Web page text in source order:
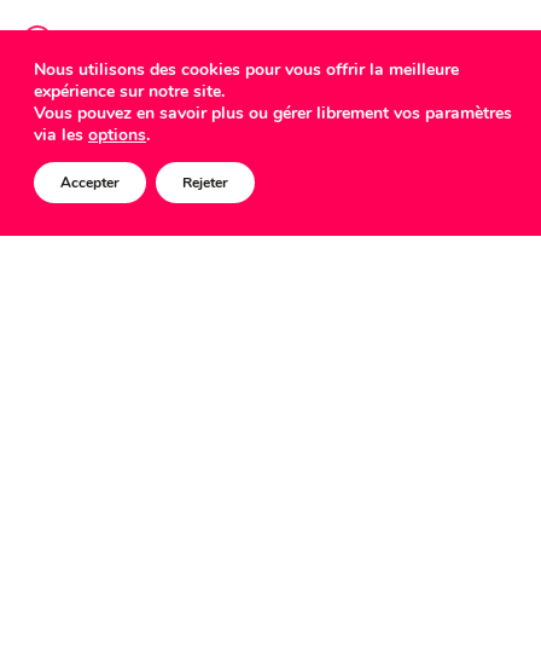
COMED
Nous utilisons des cookies pour vous offrir la meilleure
expérience sur notre site.
Vous pouvez en savoir plus ou gérer librement vos paramètres
via les options.
Accepter Rejeter